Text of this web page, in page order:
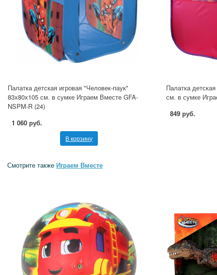
Палатка детская игровая "Человек-паук"
83х80х105 см. в сумке Играем Вместе GFA-
NSPM-R (24)
1 060 руб.
В корзину
Палатка
см. в сумке
849 руб.
Смотрите также Играем Вместе